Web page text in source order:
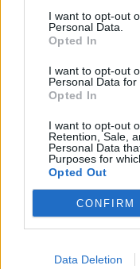
I want to opt-out
Personal Data.
Opted In
I want to opt-out
Personal Data for
Opted In
I want to opt-out
Retention, Sale,
Personal Data
Purposes for
Opted Out
CONFIRM
Data Deletion